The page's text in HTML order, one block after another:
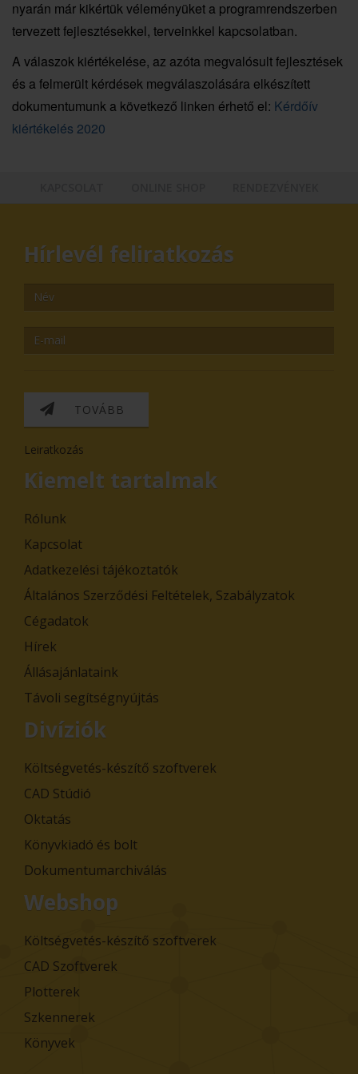
nyarán már kikértük véleményüket a programrendszerben
tervezett fejlesztésekkel, terveinkkel kapcsolatban.
A válaszok kiértékelése, az azóta megvalósult fejlesztések
és a felmerült kérdések megválaszolására elkészített
dokumentumunk a következő linken érhető el: Kérdőív
kiértékelés 2020
Hírlevél feliratkozás
TOVÁBB
Leiratkozás
Kiemelt tartalmak
Rólunk
Kapcsolat
Adatkezelési tájékoztatók
Általános Szerződési Feltételek, Szabályzatok
Cégadatok
Hírek
Állásajánlataink
Távoli segítségnyújtás
Divíziók
Költségvetés-készítő szoftverek
CAD Stúdió
Oktatás
Könyvkiadó és bolt
Dokumentumarchiválás
Webshop
Költségvetés-készítő szoftverek
CAD Szoftverek
Plotterek
Szkennerek
Könyvek